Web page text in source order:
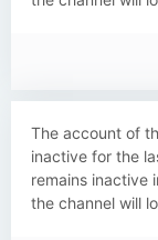
The account of
inactive for the
remains inactive
the channel will